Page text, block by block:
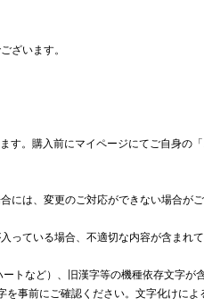
ざいます。
。購入前にマイページにてご自身の
は、変更のご対応ができない場合が
ている場合、不適切な内容が含まれ
トなど）、旧漢字等の機種依存文字が
事前にご確認ください。文字化けに